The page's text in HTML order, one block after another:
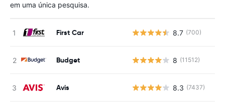
em uma única pesquisa.
First Car 8.7 (700)
Budget 8 (11512)
Avis 8.3 (7437)